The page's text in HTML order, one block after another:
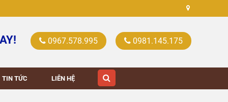
0967.578.995 0981.145.175
TIN TỨC LIÊN HỆ